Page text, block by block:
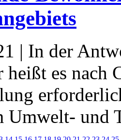
| In der
heißt es nach
Umwelt- und